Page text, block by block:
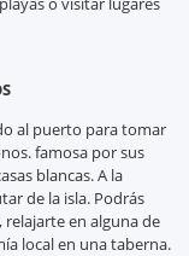
al puerto para tomar
famosa por sus
blancas. A la
de la isla. Podrás
en alguna de
local en una taberna.